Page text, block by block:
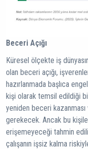
Beceri Açığı
Küresel ölçekte iş
olan beceri açığı,
hazırlanmada başlıca
kişi olarak temsil edildiği
yeniden beceri
gerekecek. Ancak bu
erişemeyeceği tahmin
çalışanın işsiz kalma